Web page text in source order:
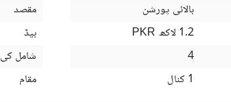
بالائی پورشن
PKR
1.2 لاکھ
4
1 کنال
مقصد
بیڈ
شامل کی
مقام